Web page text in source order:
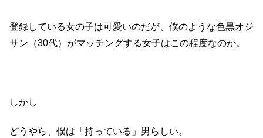
登録している女の子は可愛いのだが、僕のような色黒オジ
サン（30代）がマッチングする女子はこの程度なのか。
しかし
どうやら、僕は「持っている」男らしい。